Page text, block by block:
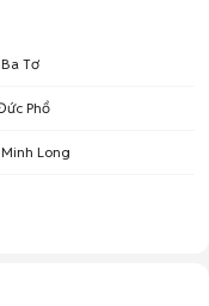
Tơ
Phổ
Long